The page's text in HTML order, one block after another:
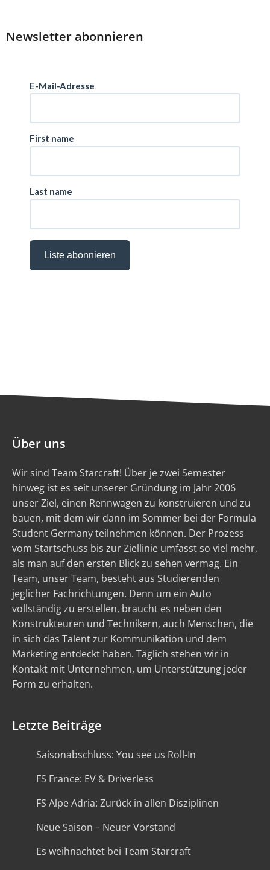
Newsletter abonnieren
Über uns
Wir sind Team Starcraft! Über je zwei Semester
hinweg ist es seit unserer Gründung im Jahr 2006
unser Ziel, einen Rennwagen zu konstruieren und zu
bauen, mit dem wir dann im Sommer bei der Formula
Student Germany teilnehmen können. Der Prozess
vom Startschuss bis zur Ziellinie umfasst so viel mehr,
als man auf den ersten Blick zu sehen vermag. Ein
Team, unser Team, besteht aus Studierenden
jeglicher Fachrichtungen. Denn um ein Auto
vollständig zu erstellen, braucht es neben den
Konstrukteuren und Technikern, auch Menschen, die
in sich das Talent zur Kommunikation und dem
Marketing entdeckt haben. Täglich stehen wir in
Kontakt mit Unternehmen, um Unterstützung jeder
Form zu erhalten.
Letzte Beiträge
Saisonabschluss: You see us Roll-In
FS France: EV & Driverless
FS Alpe Adria: Zurück in allen Disziplinen
Neue Saison – Neuer Vorstand
Es weihnachtet bei Team Starcraft